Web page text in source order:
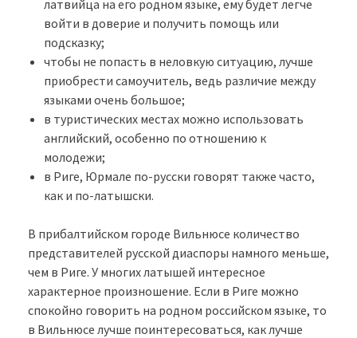
латвийца на его родном языке, ему будет легче
войти в доверие и получить помощь или
подсказку;
чтобы не попасть в неловкую ситуацию, лучше
приобрести самоучитель, ведь различие между
языками очень большое;
в туристических местах можно использовать
английский, особенно по отношению к
молодежи;
в Риге, Юрмале по-русски говорят также часто,
как и по-латышски.
В прибалтийском городе Вильнюсе количество
представителей русской диаспоры намного меньше,
чем в Риге. У многих латышей интересное
характерное произношение. Если в Риге можно
спокойно говорить на родном российском языке, то
в Вильнюсе лучше поинтересоваться, как лучше